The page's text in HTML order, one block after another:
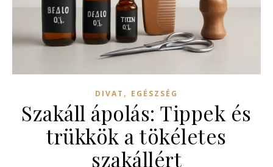
DIVAT , EGÉSZSÉG
Szakáll ápolás: Tippek és
trükkök a tökéletes
szakállért